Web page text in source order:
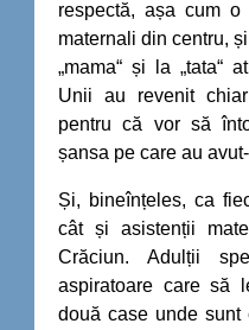
respectă, așa cum
maternali din centru,
„mama“ și la „tata“
Unii au revenit
pentru că vor să
șansa pe care au
Și, bineînțeles, ca
cât și asistenții
Crăciun. Adulții
aspiratoare care să
două case unde sunt